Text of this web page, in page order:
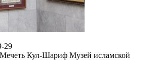
29
Мечеть Кул-Шариф Музей исламской